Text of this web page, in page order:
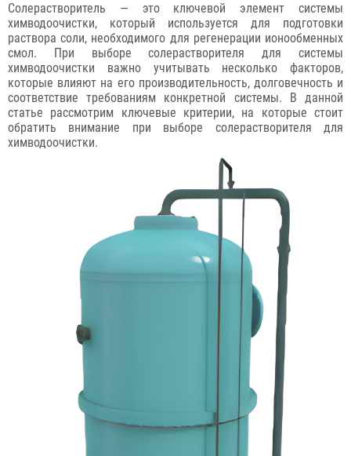
Солерастворитель — это ключевой элемент системы
химводоочистки, который используется для подготовки
раствора соли, необходимого для регенерации ионообменных
смол. При выборе солерастворителя для системы
химводоочистки важно учитывать несколько факторов,
которые влияют на его производительность, долговечность и
соответствие требованиям конкретной системы. В данной
статье рассмотрим ключевые критерии, на которые стоит
обратить внимание при выборе солерастворителя для
химводоочистки.